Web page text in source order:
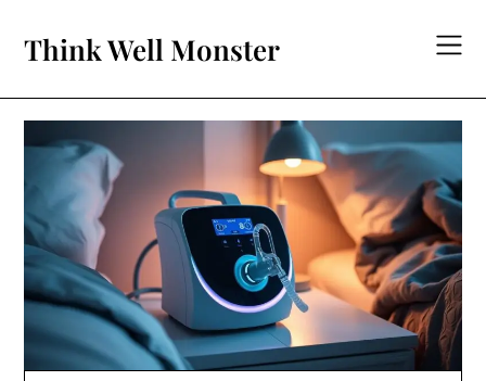
content
Think Well Monster